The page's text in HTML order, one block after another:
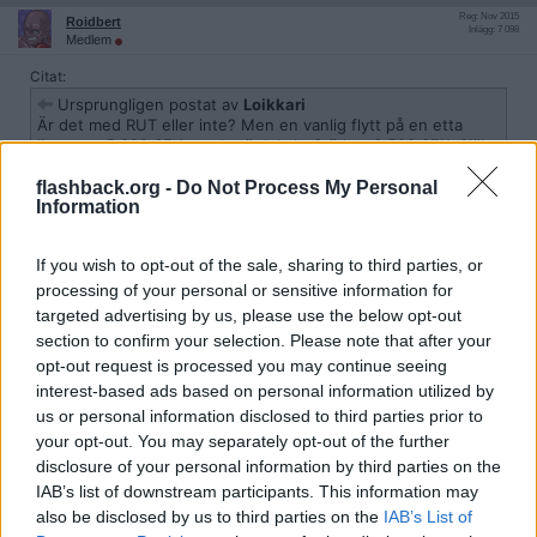
flashback.org - Do Not Process My Personal
Information
If you wish to opt-out of the sale, sharing to third parties, or
processing of your personal or sensitive information for
targeted advertising by us, please use the below opt-out
section to confirm your selection. Please note that after your
opt-out request is processed you may continue seeing
interest-based ads based on personal information utilized by
us or personal information disclosed to third parties prior to
your opt-out. You may separately opt-out of the further
disclosure of your personal information by third parties on the
IAB’s list of downstream participants. This information may
also be disclosed by us to third parties on the IAB’s List of
Roidbert
Medlem
Reg: Nov 2015
Inlägg: 7 098
Citat:
Ursprungligen postat av Loikkari
Är det med RUT eller inte? Men en vanlig flytt på en etta
ligger ca 5 000 SEK om det är lokalt. Städ ca 3 500 SEK. Själv
flyttade jag i somras (aug 2025) en två på 60 kvm till en tvåa
på 53 kvm, två km körsträcka, ca 15 cubikmeter, kostnad 5
700 SEK varav jag betalade själv 2 900 och Skattereduktion 2
avfallshanteringen.
Utan RUT-avdrag. Min pappa hyrde lägenheten och har avlidit.
Som jag förstår det innebär detta att vi inte kan utnyttja RUT-
avdraget? Jag och mina syskon vill förstås komma undan så billigt
som möjligt eftersom vi kommer ärva pappa.
2026-05-05, 15:13
gniknus2
Medlem
Inlägg: 4 906